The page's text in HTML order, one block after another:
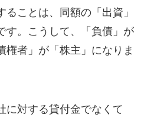
ことは、同額の「出資」
す。こうして、「負債」が
権者」が「株主」になりま
に対する貸付金でなくて